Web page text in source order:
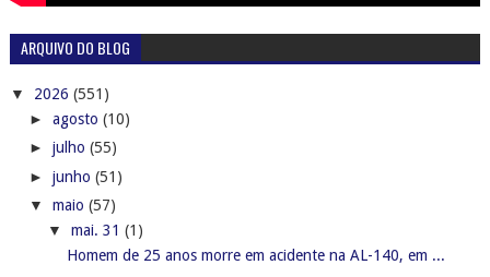
ARQUIVO DO BLOG
▼ 2026 (551)
► agosto (10)
► julho (55)
► junho (51)
▼ maio (57)
▼ mai. 31 (1)
Homem de 25 anos morre em acidente na AL-140, em ...